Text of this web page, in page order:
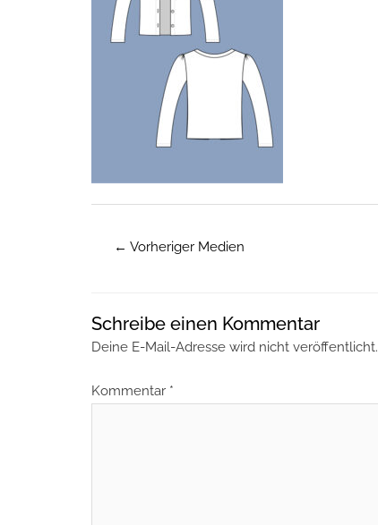
← Vorheriger Medien
Schreibe einen Kommentar
Deine E-Mail-Adresse wird nicht veröffentlicht.
Kommentar *